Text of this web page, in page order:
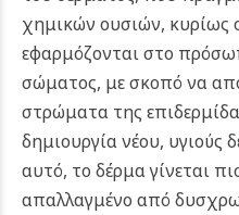
χημικών ουσιών, κυρίως
εφαρμόζονται στο
σώματος, με σκοπό να
στρώματα της
δημιουργία νέου, υγιούς
αυτό, το δέρμα γίνεται
απαλλαγμένο από